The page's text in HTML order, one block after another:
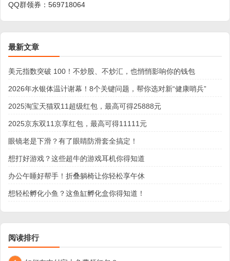
QQ群领券： 569718064
最新文章
美元指数突破 100！不炒股、不炒汇，也悄悄影响你的钱包
2026年水银体温计谢幕！8个关键问题，帮你选对新“健康哨兵”
2025淘宝天猫双11超级红包，最高可得25888元
2025京东双11京享红包，最高可得11111元
眼镜老是下滑？有了眼睛防滑套全搞定！
想打好游戏？这些超牛的游戏耳机你得知道
办公午睡好帮手！折叠躺椅让你轻松享午休
想轻松孵化小鱼？这鱼缸孵化盒你得知道！
阅读排行